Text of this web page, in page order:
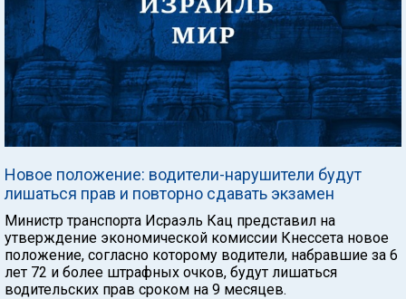
Новое положение: водители-нарушители будут
лишаться прав и повторно сдавать экзамен
Министр транспорта Исраэль Кац представил на
утверждение экономической комиссии Кнессета новое
положение, согласно которому водители, набравшие за 6
лет 72 и более штрафных очков, будут лишаться
водительских прав сроком на 9 месяцев.